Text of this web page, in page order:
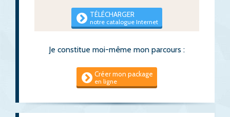
TÉLÉCHARGER
notre catalogue Internet
Je constitue moi-même mon parcours :
Créer mon package
en ligne